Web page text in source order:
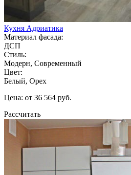
Кухня Адриатика
Материал фасада:
ДСП
Стиль:
Модерн, Современный
Цвет:
Белый, Орех
Цена: от 36 564 руб.
Рассчитать